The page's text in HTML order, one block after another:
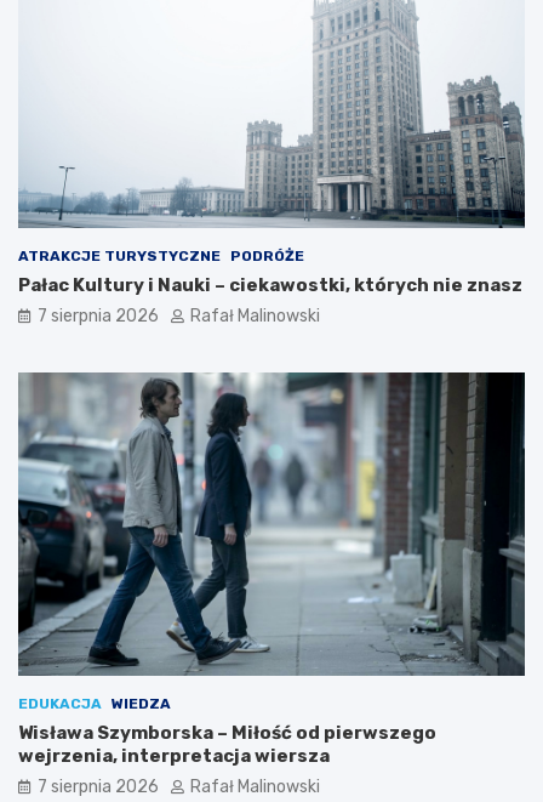
ATRAKCJE TURYSTYCZNE PODRÓŻE
Pałac Kultury i Nauki – ciekawostki, których nie znasz
7 sierpnia 2026 Rafał Malinowski
EDUKACJA WIEDZA
Wisława Szymborska – Miłość od pierwszego
wejrzenia, interpretacja wiersza
7 sierpnia 2026 Rafał Malinowski